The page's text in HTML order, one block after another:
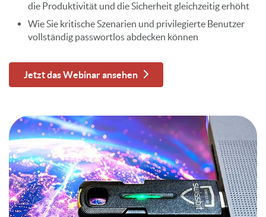
die Produktivität und die Sicherheit gleichzeitig erhöht
Wie Sie kritische Szenarien und privilegierte Benutzer
vollständig passwortlos abdecken können
Jetzt das Webinar ansehen